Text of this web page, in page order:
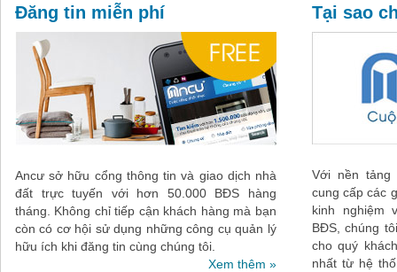
Đăng tin miễn phí
Ancư sở hữu cổng thông tin và giao dịch nhà
đất trực tuyến với hơn 50.000 BĐS hàng
tháng. Không chỉ tiếp cận khách hàng mà bạn
còn có cơ hội sử dụng những công cụ quản lý
hữu ích khi đăng tin cùng chúng tôi.
Xem thêm »
Tại sao
Với nền tảng
cung cấp các
kinh nghiệm
BĐS, chúng
cho quý
nhất từ hệ